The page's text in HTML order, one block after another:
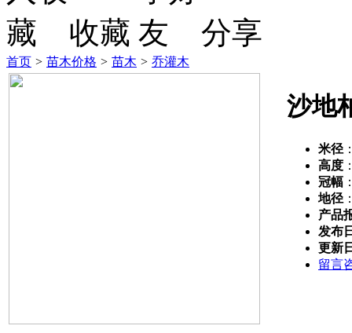
收藏 分享
首页 > 苗木价格 > 苗木 > 乔灌木
沙地
米径
高度
冠幅
地径
产品
发布
更新
留言